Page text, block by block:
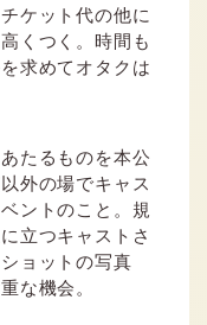
ケット代の他に
くつく。時間も
求めてオタクは
たるものを本公
外の場でキャス
ントのこと。規
立つキャストさ
ョットの写真
な機会。